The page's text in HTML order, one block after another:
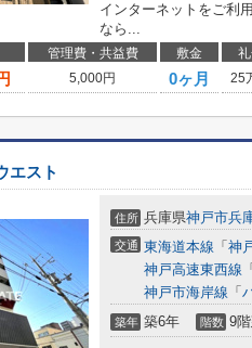
インターネットをご利
なら...
管理費・共益費 敷金
5,000円 0ヶ月 25
エスト
住所 兵庫県神戸市兵
交通 東海道本線 「 神
神戸高速東西線 「
神戸市海岸線 「
築年 築6年 階数 9